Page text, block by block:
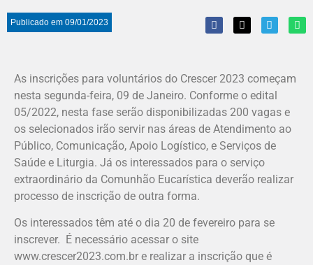
Publicado em 09/01/2023
As inscrições para voluntários do Crescer 2023 começam
nesta segunda-feira, 09 de Janeiro. Conforme o edital
05/2022, nesta fase serão disponibilizadas 200 vagas e
os selecionados irão servir nas áreas de Atendimento ao
Público, Comunicação, Apoio Logístico, e Serviços de
Saúde e Liturgia. Já os interessados para o serviço
extraordinário da Comunhão Eucarística deverão realizar
processo de inscrição de outra forma.
Os interessados têm até o dia 20 de fevereiro para se
inscrever. É necessário acessar o site
www.crescer2023.com.br e realizar a inscrição que é